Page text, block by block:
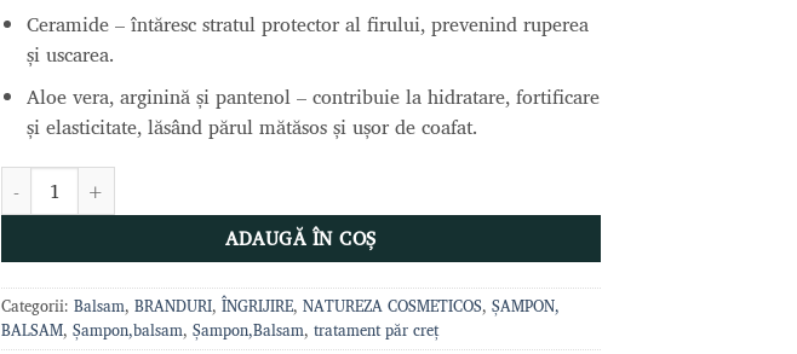
Ceramide –întăresc stratul protector al firului, prevenind ruperea
și uscarea.
Aloe vera, arginină și pantenol –contribuie la hidratare, fortificare
și elasticitate, lăsând părul mătăsos și ușor de coafat.
Cantitate BALSAM CACHOS DE CACAU 500 ml,NATUREZA COSMETICOS
ADAUGĂ ÎN COȘ
Categorii: Balsam, BRANDURI, ÎNGRIJIRE, NATUREZA COSMETICOS, ȘAMPON,
BALSAM, Șampon,balsam, Șampon,Balsam, tratament păr creț